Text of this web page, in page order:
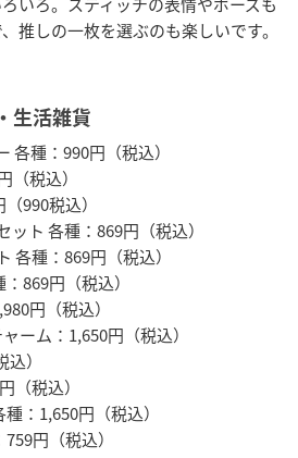
推しの一枚を選ぶのも楽しいです。
生活雑貨
各種：990円（税込）
（税込）
990税込）
ト 各種：869円（税込）
各種：869円（税込）
869円（税込）
円（税込）
ーム：1,650円（税込）
）
（税込）
：1,650円（税込）
円（税込）